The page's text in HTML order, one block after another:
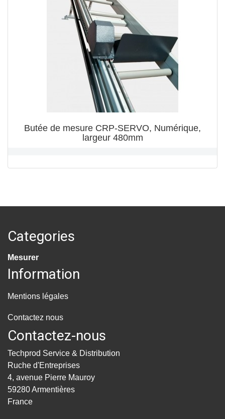
Butée de mesure CRP-SERVO, Numérique,
largeur 480mm
Categories
Mesurer
Information
Mentions légales
Contactez nous
Contactez-nous
Techprod Service & Distribution
Ruche d'Entreprises
4, avenue Pierre Mauroy
59280 Armentières
France